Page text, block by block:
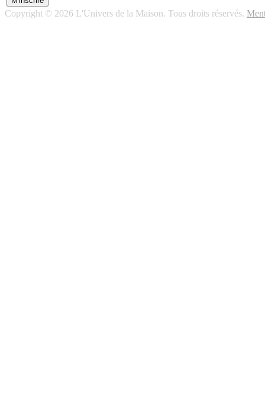
Copyright © 2026 L'Univers de la Maison. Tous droits réservés.